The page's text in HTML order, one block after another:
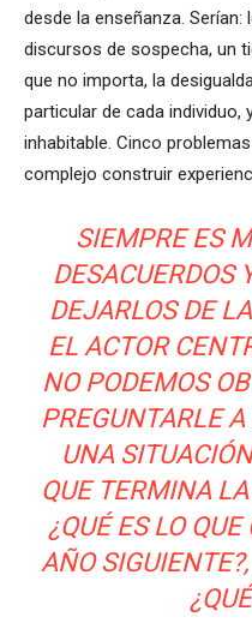
desde la enseñanza.
discursos de sospecha, un
que no importa, la
particular de cada individuo,
inhabitable. Cinco
complejo construir
SIEMPRE ES
DESACUERDOS
DEJARLOS DE
EL ACTOR
NO PODEMOS
PREGUNTARLE
UNA
QUE TERMINA
¿QUÉ ES LO
AÑO